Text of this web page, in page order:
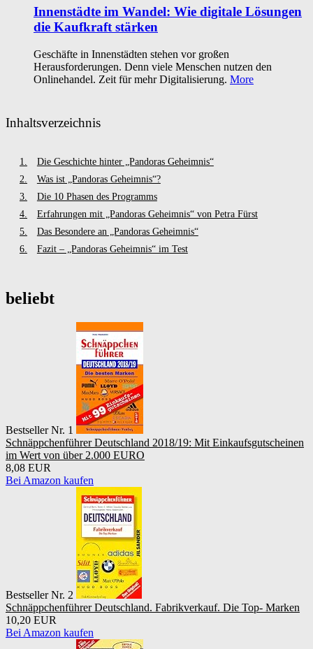
Innenstädte im Wandel: Wie digitale Lösungen
die Kaufkraft stärken
Geschäfte in Innenstädten stehen vor großen
Herausforderungen. Denn viele Menschen nutzen den
Onlinehandel. Zeit für mehr Digitalisierung. More
Inhaltsverzeichnis
Die Geschichte hinter „Pandoras Geheimnis“
Was ist „Pandoras Geheimnis“?
Die 10 Phasen des Programms
Erfahrungen mit „Pandoras Geheimnis“ von Petra Fürst
Das Besondere an „Pandoras Geheimnis“
Fazit – „Pandoras Geheimnis“ im Test
beliebt
Bestseller Nr. 1
Schnäppchenführer Deutschland 2018/19: Mit Einkaufsgutscheinen
im Wert von über 2.000 EURO
8,08 EUR
Bei Amazon kaufen
Bestseller Nr. 2
Schnäppchenführer Deutschland. Fabrikverkauf. Die Top- Marken
10,20 EUR
Bei Amazon kaufen